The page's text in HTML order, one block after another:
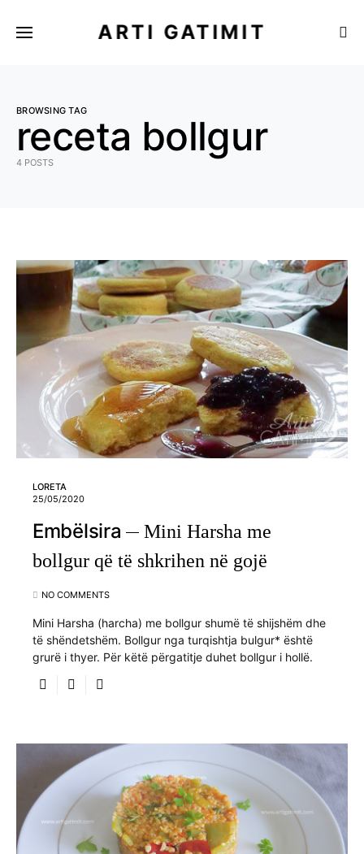
ARTI GATIMIT
BROWSING TAG
receta bollgur
4 POSTS
LORETA
25/05/2020
Embëlsira
Mini Harsha me
bollgur që të shkrihen në gojë
NO COMMENTS
Mini Harsha (harcha) me bollgur shumë të shijshëm dhe
të shëndetshëm. Bollgur nga turqishtja bulgur* është
grurë i thyer. Për këtë përgatitje duhet bollgur i hollë.